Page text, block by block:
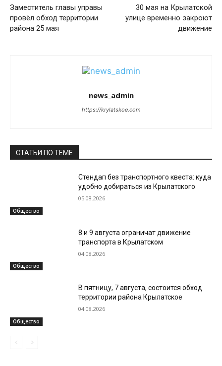
Заместитель главы управы
провёл обход территории
района 25 мая
30 мая на Крылатской
улице временно закроют
движение
news_admin
https://krylatskoe.com
СТАТЬИ ПО ТЕМЕ
Общество
Стендап без транспортного квеста: куда
удобно добираться из Крылатского
05.08.2026
Общество
8 и 9 августа ограничат движение
транспорта в Крылатском
04.08.2026
Общество
В пятницу, 7 августа, состоится обход
территории района Крылатское
04.08.2026